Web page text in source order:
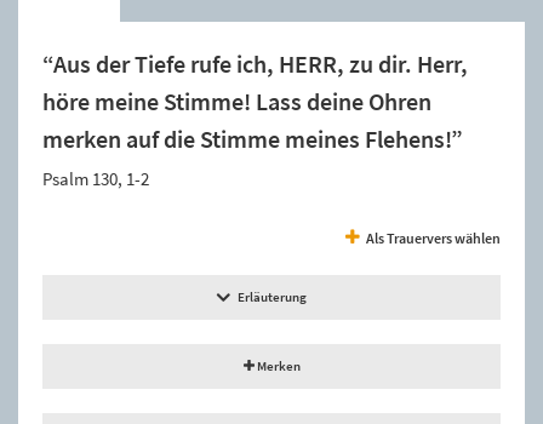
“Aus der Tiefe rufe ich, HERR, zu dir. Herr,
höre meine Stimme! Lass deine Ohren
merken auf die Stimme meines Flehens!”
Psalm 130, 1-2
Als Trauervers wählen
Erläuterung
Merken